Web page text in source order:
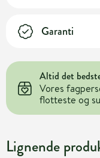
Garanti
Altid det
Vores
flotteste og
Lignende